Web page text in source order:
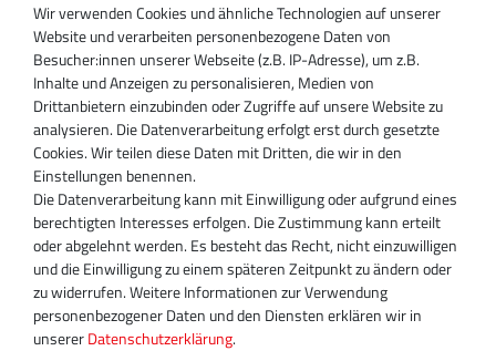
SUPPORT
Inhaber:
Magnos Turbosystems GmbH
Miraustraße 27-29
D-13509 Berlin
+49 30 340 606 740
+49 30 340 606 740
+49 30 340 606 745
info@turboservice24.de
Aktuelle Öffnungszeiten
Mo-Fr: 08:00 Uhr - 18:00 Uhr
Sa: geschlossen
Wir verwenden Cookies und ähnliche Technologien auf unserer
Website und verarbeiten personenbezogene Daten von
Besucher:innen unserer Webseite (z.B. IP-Adresse), um z.B.
Inhalte und Anzeigen zu personalisieren, Medien von
Drittanbietern einzubinden oder Zugriffe auf unsere Website zu
analysieren. Die Datenverarbeitung erfolgt erst durch gesetzte
Cookies. Wir teilen diese Daten mit Dritten, die wir in den
Einstellungen benennen.
Die Datenverarbeitung kann mit Einwilligung oder aufgrund eines
berechtigten Interesses erfolgen. Die Zustimmung kann erteilt
oder abgelehnt werden. Es besteht das Recht, nicht einzuwilligen
und die Einwilligung zu einem späteren Zeitpunkt zu ändern oder
zu widerrufen. Weitere Informationen zur Verwendung
personenbezogener Daten und den Diensten erklären wir in
unsererDaten­schutz­erklärung.